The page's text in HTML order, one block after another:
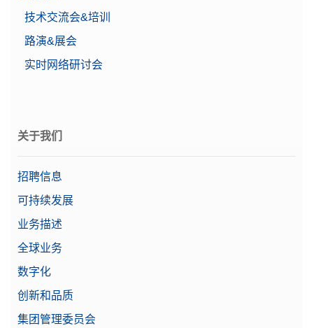
技术交流会&培训
路演&展会
实时网络研讨会
关于我们
招聘信息
可持续发展
业务描述
全球业务
数字化
创新和品质
集团管理委员会